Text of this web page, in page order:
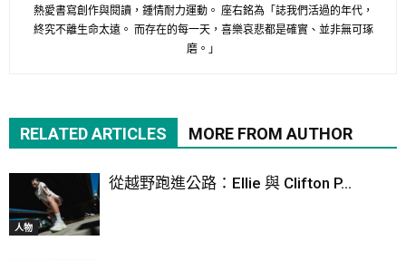
熱愛書寫創作與閱讀，鍾情耐力運動。 座右銘為「誌我們活過的年代，
終究不離生命太遠。 而存在的每一天，喜樂哀悲都是確實、並非無可琢
磨。」
RELATED ARTICLES MORE FROM AUTHOR
人物
從越野跑進公路：Ellie 與 Clifton P...